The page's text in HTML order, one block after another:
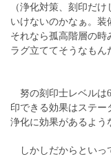
（浄化対策、刻印だ
いけないのかなぁ。
それなら孤高階層の時
ラグ立ててそうなもん
努の刻印士レベルは
印できる効果はステー
浄化に効果があるよう
しかしだからといっ